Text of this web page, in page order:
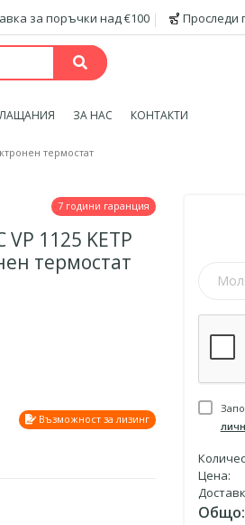
за поръчки над €100 Проследи
ЗА НАС КОНТАКТИ
термостат
7 години гаранция
VP 1125 KETP
термостат
Възможност за лизинг
Цена:
Общо: